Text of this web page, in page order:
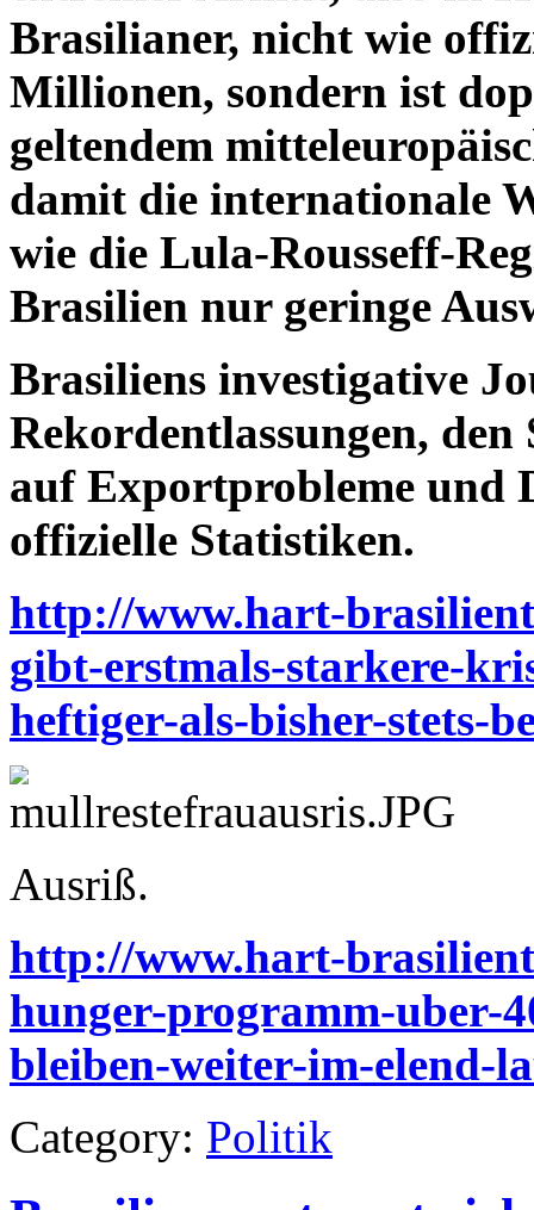
Brasilianer, nicht wie
Millionen, sondern ist
geltendem
damit die internationale
wie die Lula-Rousseff-
Brasilien nur geringe
Brasiliens investigative
Rekordentlassungen,
auf Exportprobleme und
offizielle Statistiken.
http://www.hart-
gibt-erstmals-starkere-
heftiger-als-bisher-stets-
Ausriß.
http://www.hart-
hunger-programm-uber-
bleiben-weiter-im-elend-
Category: Politik